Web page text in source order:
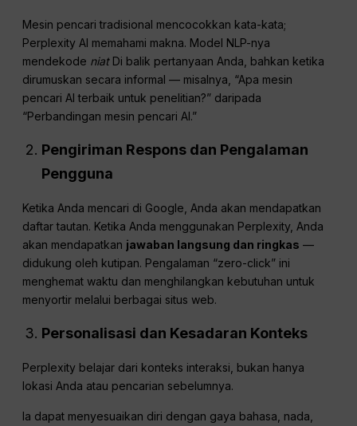
Mesin pencari tradisional mencocokkan kata-kata;
Perplexity AI memahami makna. Model NLP-nya
mendekode niatDi balik pertanyaan Anda, bahkan ketika
dirumuskan secara informal — misalnya, “Apa mesin
pencari AI terbaik untuk penelitian?” daripada
“Perbandingan mesin pencari AI.”
Pengiriman Respons dan Pengalaman
Pengguna
Ketika Anda mencari di Google, Anda akan mendapatkan
daftar tautan. Ketika Anda menggunakan Perplexity, Anda
akan mendapatkan jawaban langsung dan ringkas —
didukung oleh kutipan. Pengalaman “zero-click” ini
menghemat waktu dan menghilangkan kebutuhan untuk
menyortir melalui berbagai situs web.
Personalisasi dan Kesadaran Konteks
Perplexity belajar dari konteks interaksi, bukan hanya
lokasi Anda atau pencarian sebelumnya.
Ia dapat menyesuaikan diri dengan gaya bahasa, nada,